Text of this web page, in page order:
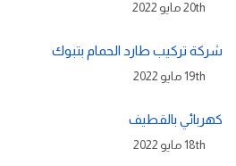
20th مايو 2022
شركة تركيب طارد الحمام بتبوك
19th مايو 2022
كهربائي بالقطيف
18th مايو 2022